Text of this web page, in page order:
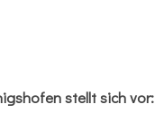
stellt sich vor: